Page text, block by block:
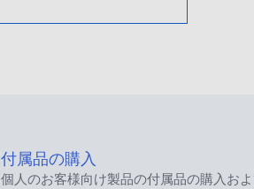
付属品の購入
個人のお客様向け製品の付属品の購入お